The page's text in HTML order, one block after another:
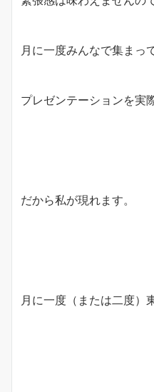
月に一度みんなで集まっ
プレゼンテーションを実
だから私が現れます。
月に一度（または二度）